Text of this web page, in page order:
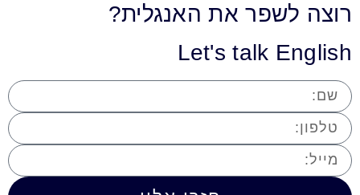
רוצה לשפר את האנגלית?
Let's talk English